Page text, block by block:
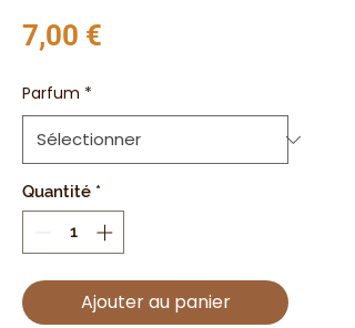
7,00 €
Parfum *
Quantité *
Ajouter au panier